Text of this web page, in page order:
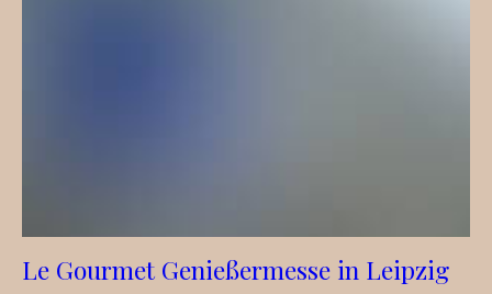
Le Gourmet Genießermesse in Leipzig